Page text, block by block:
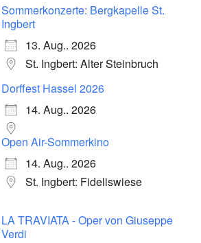
Sommerkonzerte: Bergkapelle St.
Ingbert
13. Aug.. 2026
St. Ingbert: Alter Steinbruch
Dorffest Hassel 2026
14. Aug.. 2026
Open Air-Sommerkino
14. Aug.. 2026
St. Ingbert: Fideliswiese
LA TRAVIATA - Oper von Giuseppe
Verdi